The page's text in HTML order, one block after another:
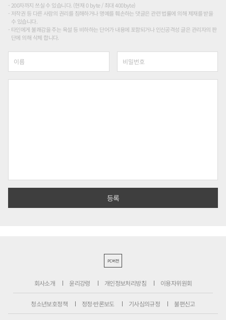
200자까지 쓰실 수 있습니다. (현재 0 byte / 최대 400byte)
저작권 등 다른 사람의 권리를 침해하거나 명예를 훼손하는 댓글은 관련 법률에 의해 제재를 받을
수 있습니다.
타인에게 불쾌감을 주는 욕설 등 비하하는 단어가 내용에 포함되거나 인신공격성 글은 관리자의 판
단에 의해 삭제 합니다.
PC버전
회사소개 윤리강령 개인정보처리방침 이용자위원회
청소년보호정책 정정·반론보도 기사심의규정 불편신고